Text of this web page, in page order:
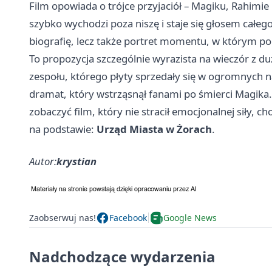
Film opowiada o trójce przyjaciół – Magiku,
szybko wychodzi poza niszę i staje się głosem
biografię, lecz także portret momentu, w którym
To propozycja szczególnie wyrazista na wieczór z
zespołu, którego płyty sprzedały się w ogromnych
dramat, który wstrząsnął fanami po śmierci
zobaczyć film, który nie stracił emocjonalnej siły,
na podstawie: Urząd Miasta w Żorach.
Autor:krystian
Zaobserwuj nas! Facebook Google News
Nadchodzące wydarzenia